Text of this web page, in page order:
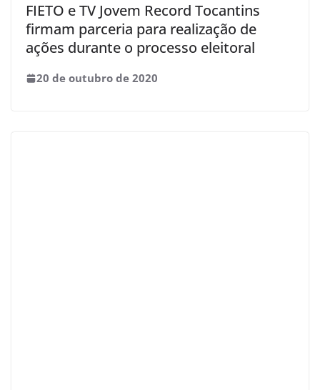
FIETO e TV Jovem Record Tocantins
firmam parceria para realização de
ações durante o processo eleitoral
20 de outubro de 2020